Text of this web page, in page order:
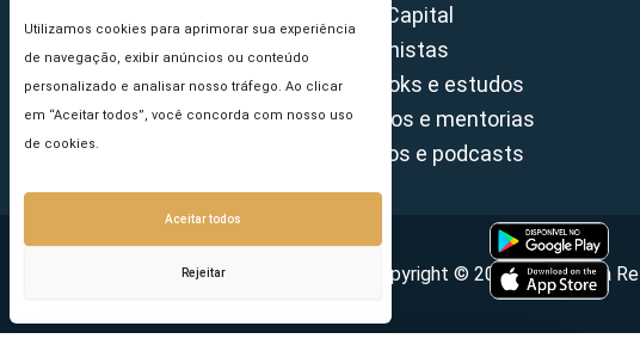
Utilizamos cookies para aprimorar sua experiência
de navegação, exibir anúncios ou conteúdo
personalizado e analisar nosso tráfego. Ao clicar
em “Aceitar todos”, você concorda com nosso uso
de cookies.
Aceitar todos
Rejeitar
Tax Capital
Colunistas
E-books e estudos
Cursos e mentorias
Vídeos e podcasts
Copyright © 2026 - Portal da